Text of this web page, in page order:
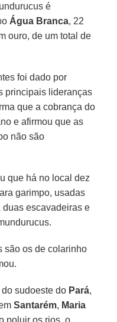
é
Água Branca, 22
ouro, de um total de
foi dado por
principais lideranças
que a cobrança do
e afirmou que as
não são
que há no local dez
garimpo, usadas
escavadeiras e
são os de colarinho
sudoeste do Pará,
Santarém, Maria
poluir os rios, o